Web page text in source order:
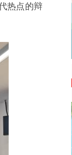
热点的辩